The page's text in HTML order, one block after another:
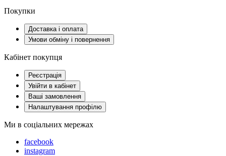
Покупки
Доставка і оплата
Умови обміну і повернення
Кабінет покупця
Реєстрація
Увійти в кабінет
Ваші замовлення
Налаштування профілю
Ми в соціальних мережах
facebook
instagram